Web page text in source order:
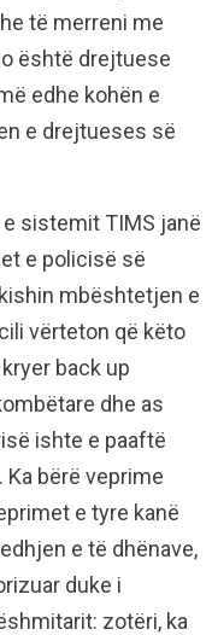
të merreni me
është drejtuese
edhe kohën e
e drejtueses së
sistemit TIMS janë
e policisë së
mbështetjen e
vërteton që këto
back up
dhe as
ishte e paaftë
bërë veprime
e tyre kanë
e të dhënave,
duke i
zotëri, ka